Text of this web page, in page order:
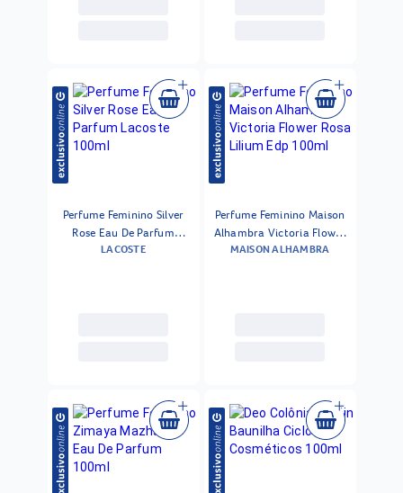
Perfume Feminino Silver
Rose Eau De Parfum
Lacoste 100ml
LACOSTE
Perfume Feminino Maison
Alhambra Victoria Flower
Rosa Lilium Edp 100ml
MAISON ALHAMBRA